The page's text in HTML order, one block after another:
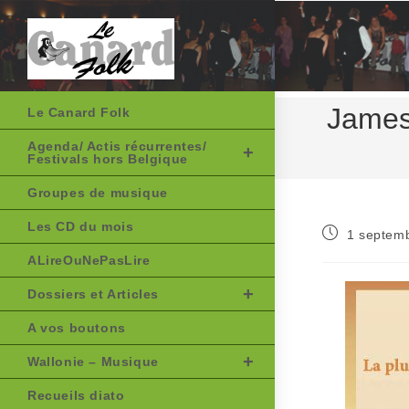
to
content
Le Canard Folk
Agenda/ Actis récurrentes/
Festivals hors Belgique
Groupes de musique
Les CD du mois
ALireOuNePasLire
Dossiers et Articles
A vos boutons
Wallonie – Musique
Recueils diato
Publication
1